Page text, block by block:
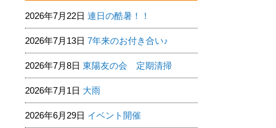
2026年7月22日 連日の酷暑！！
2026年7月13日 7年来のお付き合い♪
2026年7月8日 東陽友の会 定期清掃
2026年7月1日 大雨
2026年6月29日 イベント開催